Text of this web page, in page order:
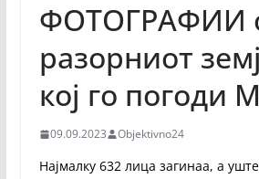
ФОТОГРАФИИ
разорниот
кој го погоди
09.09.2023 Objektivno24
Најмалку 632 лица загинаа, а